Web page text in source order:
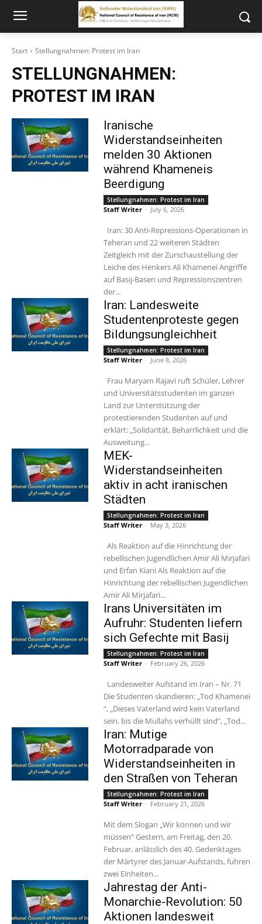
Start Stellungnahmen: Protest im Iran
STELLUNGNAHMEN:
PROTEST IM IRAN
Iranische
Widerstandseinheiten
melden 30 Aktionen
während Khameneis
Beerdigung
Stellungnahmen: Protest im Iran
Staff Writer - July 6, 2026
Teheran und 22 weiteren Städten
Zeitgleich mit der Zurschaustellung der
Leiche des Henkers Ali Khamenei Angriffe
auf Basij-Basen und Repressionszentren
der...
Iran: Landesweite
Studentenproteste gegen
Bildungsungleichheit
Stellungnahmen: Protest im Iran
Staff Writer - June 8, 2026
und Universitätsstudenten im ganzen
Land zur Unterstützung der
protestierenden Studenten auf und
erklärt: „Solidarität, Beharrlichkeit und die
Ausweitung...
MEK-
Widerstandseinheiten
aktiv in acht iranischen
Städten
Stellungnahmen: Protest im Iran
Staff Writer - May 3, 2026
rebellischen Jugendlichen Amir Ali Mirjafari
und Erfan Kiani Als Reaktion auf die
Hinrichtung der rebellischen Jugendlichen
Amir Ali Mirjafari...
Irans Universitäten im
Aufruhr: Studenten liefern
sich Gefechte mit Basij
Stellungnahmen: Protest im Iran
Staff Writer - February 26, 2026
Die Studenten skandieren: „Tod Khamenei
“, „Dieses Vaterland wird kein Vaterland
sein, bis die Mullahs verhüllt sind“, „Tod...
Iran: Mutige
Motorradparade von
Widerstandseinheiten in
den Straßen von Teheran
Stellungnahmen: Protest im Iran
Staff Writer - February 21, 2026
Mit dem Slogan „Wir können und wir
müssen“ Gestern, am Freitag, den 20.
Februar, anlässlich des 40. Gedenktages
der Märtyrer des Januar-Aufstands, fuhren
zwei Einheiten...
Jahrestag der Anti-
Monarchie-Revolution: 50
Aktionen landesweit